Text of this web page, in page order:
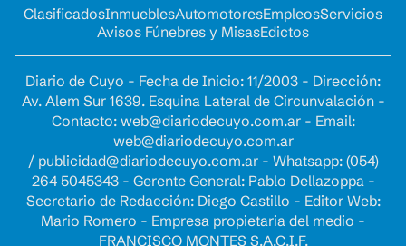
ClasificadosInmueblesAutomotoresEmpleosServicios
Avisos Fúnebres y MisasEdictos
Diario de Cuyo - Fecha de Inicio: 11/2003 - Dirección:
Av. Alem Sur 1639. Esquina Lateral de Circunvalación -
Contacto: web@diariodecuyo.com.ar- Email:
web@diariodecuyo.com.ar
/ publicidad@diariodecuyo.com.ar- Whatsapp: (054)
264 5045343 - Gerente General: Pablo Dellazoppa -
Secretario de Redacción: Diego Castillo - Editor Web:
Mario Romero - Empresa propietaria del medio -
FRANCISCO MONTES S.A.C.I.F.